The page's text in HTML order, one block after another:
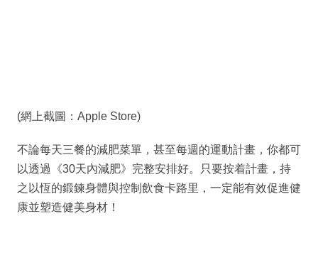
(網上截圖：Apple Store)
不論每天三餐的減肥菜單，甚至每週的運動計畫，你都可
以透過《30天內減肥》完整安排好。只要按着計畫，持
之以恆的鍛鍊身體與控制飲食卡路里，一定能有效促進健
康並塑造健美身材！